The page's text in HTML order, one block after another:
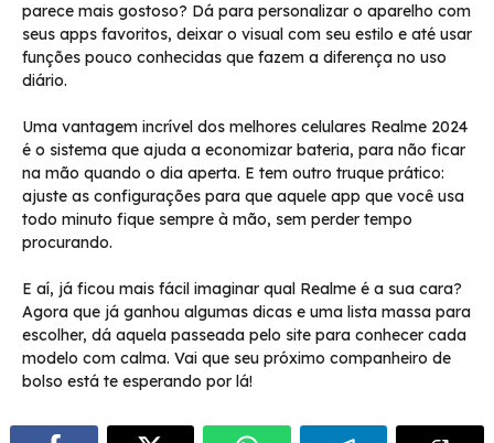
parece mais gostoso? Dá para personalizar o aparelho com
seus apps favoritos, deixar o visual com seu estilo e até usar
funções pouco conhecidas que fazem a diferença no uso
diário.
Uma vantagem incrível dos melhores celulares Realme 2024
é o sistema que ajuda a economizar bateria, para não ficar
na mão quando o dia aperta. E tem outro truque prático:
ajuste as configurações para que aquele app que você usa
todo minuto fique sempre à mão, sem perder tempo
procurando.
E aí, já ficou mais fácil imaginar qual Realme é a sua cara?
Agora que já ganhou algumas dicas e uma lista massa para
escolher, dá aquela passeada pelo site para conhecer cada
modelo com calma. Vai que seu próximo companheiro de
bolso está te esperando por lá!